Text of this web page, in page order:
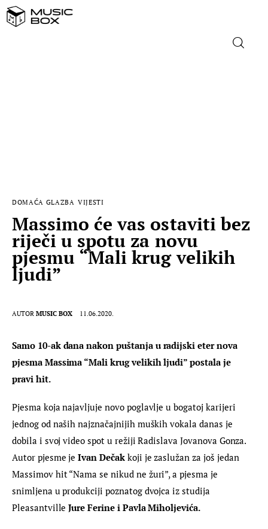
MUSIC BOX
DOMAĆA GLAZBA VIJESTI
Massimo će vas ostaviti bez
riječi u spotu za novu
pjesmu “Mali krug velikih
ljudi”
AUTOR MUSIC BOX 11.06.2020.
Samo 10-ak dana nakon puštanja u radijski eter nova
pjesma Massima “Mali krug velikih ljudi” postala je
pravi hit.
Pjesma koja najavljuje novo poglavlje u bogatoj karijeri
jednog od naših najznačajnijih muških vokala danas je
dobila i svoj video spot u režiji Radislava Jovanova Gonza.
Autor pjesme je Ivan Dečak koji je zaslužan za još jedan
Massimov hit “Nama se nikud ne žuri”, a pjesma je
snimljena u produkciji poznatog dvojca iz studija
Pleasantville Jure Ferine i Pavla Miholjevića.